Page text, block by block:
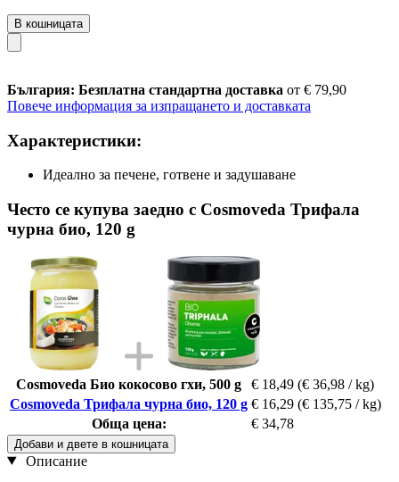
В кошницата
България: Безплатна стандартна доставка от € 79,90
Повече информация за изпращането и доставката
Характеристики:
Идеално за печене, готвене и задушаване
Често се купува заедно с Cosmoveda Трифала
чурна био, 120 g
Cosmoveda Био кокосово гхи, 500 g € 18,49 (€ 36,98 / kg)
Cosmoveda Трифала чурна био, 120 g € 16,29 (€ 135,75 / kg)
Обща цена:
€ 34,78
Добави и двете в кошницата
Описание